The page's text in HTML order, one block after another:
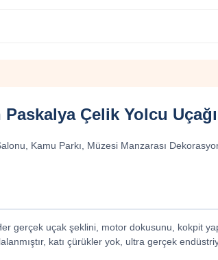
Çelik Yolcu
Kamu Parkı, Müzesi Manzarası
gerçek uçak şeklini, motor dokusunu, kokpit
katı çürükler yok, ultra gerçek